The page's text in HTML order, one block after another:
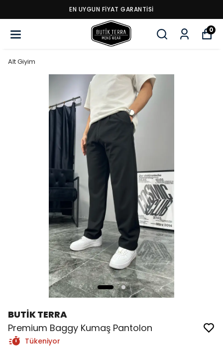
EN UYGUN FİYAT GARANTİSİ
0
Alt Giyim
BUTİK TERRA
Premium Baggy Kumaş Pantolon
Tükeniyor